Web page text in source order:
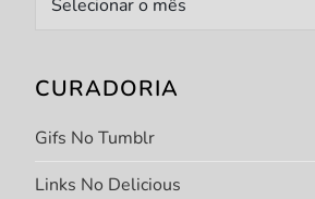
CURADORIA
Gifs No Tumblr
Links No Delicious